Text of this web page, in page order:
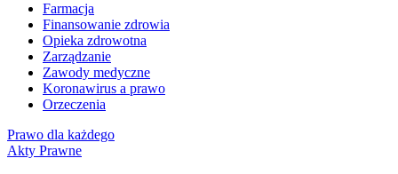
Farmacja
Finansowanie zdrowia
Opieka zdrowotna
Zarządzanie
Zawody medyczne
Koronawirus a prawo
Orzeczenia
Prawo dla każdego
Akty Prawne